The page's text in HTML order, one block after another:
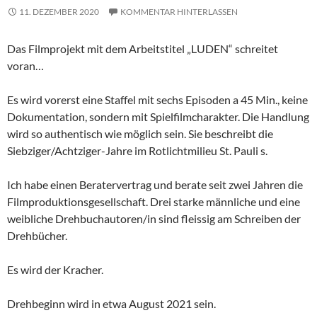
11. DEZEMBER 2020 KOMMENTAR HINTERLASSEN
Das Filmprojekt mit dem Arbeitstitel „LUDEN“ schreitet
voran…
Es wird vorerst eine Staffel mit sechs Episoden a 45 Min., keine
Dokumentation, sondern mit Spielfilmcharakter. Die Handlung
wird so authentisch wie möglich sein. Sie beschreibt die
Siebziger/Achtziger-Jahre im Rotlichtmilieu St. Pauli s.
Ich habe einen Beratervertrag und berate seit zwei Jahren die
Filmproduktionsgesellschaft. Drei starke männliche und eine
weibliche Drehbuchautoren/in sind fleissig am Schreiben der
Drehbücher.
Es wird der Kracher.
Drehbeginn wird in etwa August 2021 sein.